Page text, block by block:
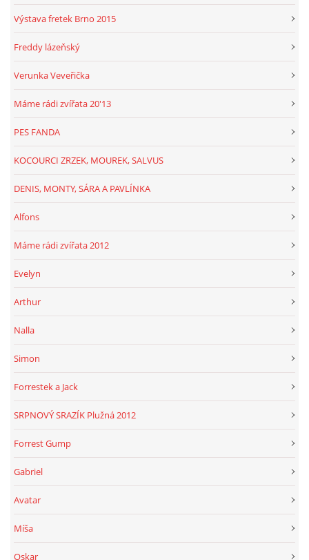
Výstava fretek Brno 2015
Freddy lázeňský
Verunka Veveřička
Máme rádi zvířata 20'13
PES FANDA
KOCOURCI ZRZEK, MOUREK, SALVUS
DENIS, MONTY, SÁRA A PAVLÍNKA
Alfons
Máme rádi zvířata 2012
Evelyn
Arthur
Nalla
Simon
Forrestek a Jack
SRPNOVÝ SRAZÍK Plužná 2012
Forrest Gump
Gabriel
Avatar
Míša
Oskar